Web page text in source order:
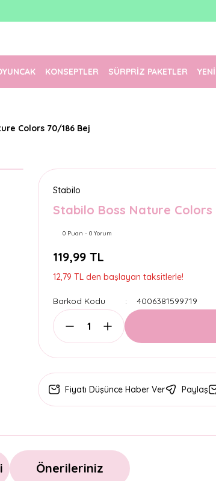
Üzeri Ücretsiz Kargo
KONSEPTLER SÜRPRİZ PAKETLER
Colors 70/186 Bej
Stabilo
Stabilo Boss Nature Colors
0 Puan - 0 Yorum
119,99 TL
12,79 TL den başlayan taksitlerle!
Barkod Kodu 4006381599719
Fiyatı Düşünce Haber Ver Paylaş
Önerileriniz